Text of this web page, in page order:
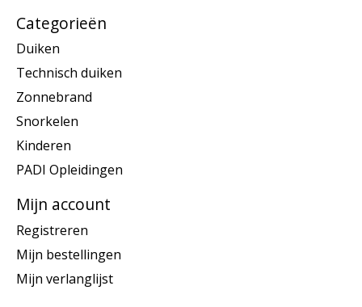
Categorieën
Duiken
Technisch duiken
Zonnebrand
Snorkelen
Kinderen
PADI Opleidingen
Mijn account
Registreren
Mijn bestellingen
Mijn verlanglijst